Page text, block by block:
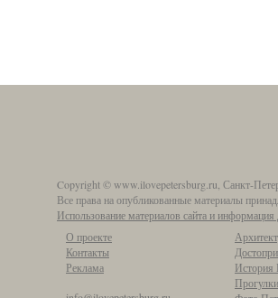
Copyright © www.ilovepetersburg.ru, Санкт-
Все права на опубликованные материалы
Использование материалов сайта и информация
О проекте
Контакты
Реклама
История